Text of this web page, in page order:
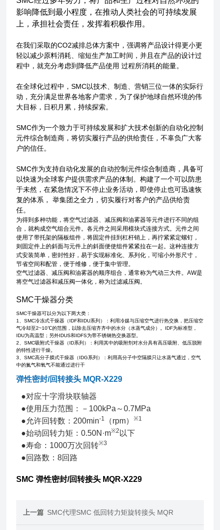
影响降低到最小程度，在推动人类社会的可持续发展
上，承担社会责任，发挥着积极作用。
在我们采取的CO2减排总体方案中，强调将产品设计得更小更
轻以减少原料消耗、缩短生产加工时间，并且在产品的设计过
程中，就充分考虑到降低产品使用 过程所消耗的能量。
在全球化过程中，SMC以技术、制造、营销三位一体的实际行
动，充分满足世界各地客户需求，为了保护地球自然环境的伟
大目标，日积月累，持续探索。
SMC作为一个致力于可持续发展和扩大技术创新的自动化控制
元件综合制造商，将切实履行产品的供给责任，不辜负广大客
户的信任。
SMC作为支持自动化发展的自动控制元件综合制造商，具备可
以快速为全球客户提供需求产品的体制。构建了一个可以防患
于未然，在紧急情况下不停止业务活动，即使停止也可迅速恢
复的体系， 举集团之全力，切实履行对客户的产品供给责
任。
为得到多种功能，将空气过滤器、减压阀和油雾器等元件进行不同的组
合，就构成空气组合元件。各元件之间采用模块式连接方式。元件之间
使用了带托架的隔板组件，将固定件挂到杠杆销上，再拧紧紧定螺钉，
则固定件上的斜面与元件上的斜面便使组件紧紧拉在一起。这种连接方
式安装简单，密封性好，易于实现标准化、系列化，可缩小外形尺寸，
节省空间和配管，便于维修，便于集中管理。
空气过滤器、减压阀和油雾器的顺序组合，通常称为气动三大件。AW是
将空气过滤器和减压阀一体化，称为过滤减压阀。
SMC干燥器分类
SMC干燥器可以分为以下两大类：
1、SMC冷冻式干燥器（IDF和IDU系列）：利用冷媒与压缩空气进行热交换，把压缩空
气冷却至2~10℃的范围，以除去压缩齐齐中的水分（水蒸气成分）。IDF为标准型，
IDU为高温型；另外IDUS和IDFS为带不锈钢热交换器型。
2、SMC吸附式干燥器（ID系列）：利用其中的吸附剂对水分具有高压吸附、低压脱附
的特性进行干燥。
3、SMC高分子膜式干燥器（IDG系列）：利用高分子中空隔膜只让水蒸气通过，空气
中的氮气和氧气不能通过进行干
弹性密封/回转接头 MQR-X229
●对应十字滑块联轴器
●使用压力范围：－100kPa～0.7MPa
●允许回转数：200min-1 （rpm）※1
●始动回转力矩：0.50N·m※2 以下
●寿命：1000万次回转※3
●回路数：8回路
SMC 弹性密封/回转接头 MQR-X229
上一篇 SMC代理SMC 低回转力矩旋转接头 MQR